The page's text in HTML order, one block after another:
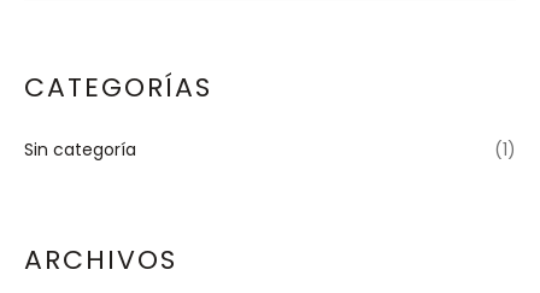
CATEGORÍAS
Sin categoría (1)
ARCHIVOS